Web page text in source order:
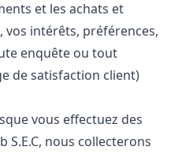
et les achats et
vos intérêts, préférences,
enquête ou tout
de satisfaction client)
vous effectuez des
S.E.C, nous collecterons